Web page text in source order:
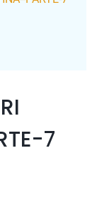
7